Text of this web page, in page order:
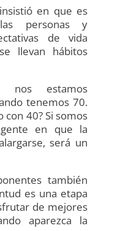
en que es
personas y
de vida
llevan hábitos
nos estamos
tenemos 70.
con 40? Si somos
en que la
será un
también
es una etapa
de mejores
aparezca la